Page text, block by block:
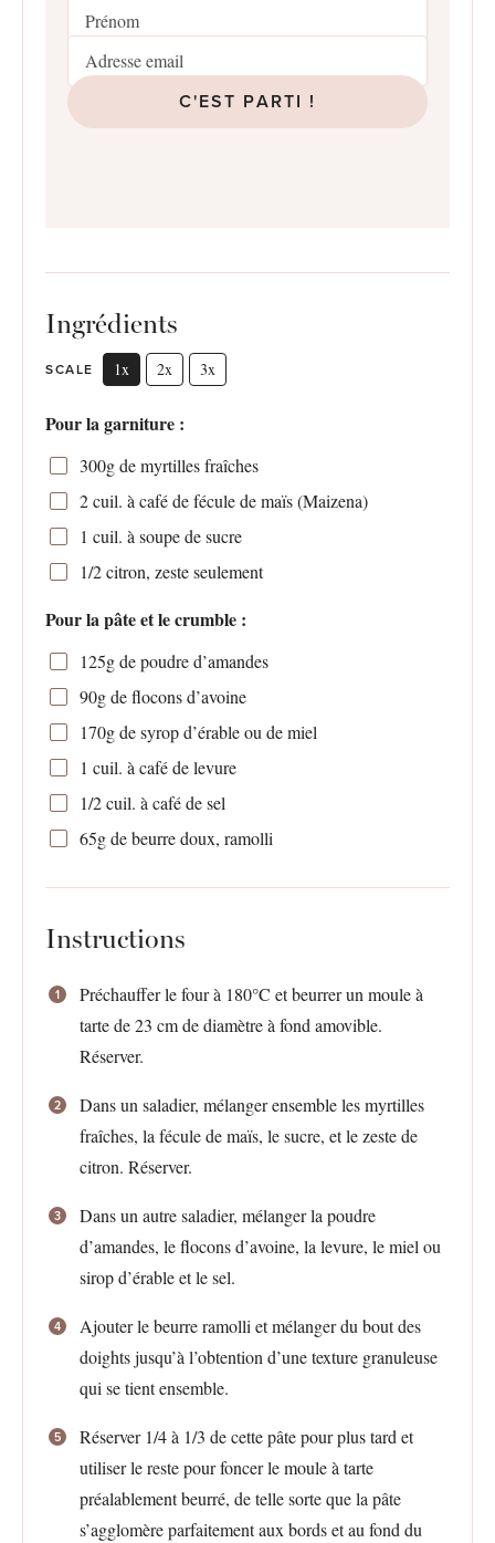
C'EST PARTI !
Ingrédients
SCALE 1x 2x 3x
Pour la garniture :
300gde myrtilles fraîches
2cuil. à café de fécule de maïs (Maizena)
1 cuil. à soupe de sucre
1/2citron, zeste seulement
Pour la pâte et le crumble :
125gde poudre d’amandes
90gde flocons d’avoine
170gde syrop d’érable ou de miel
1 cuil. à café de levure
1/2cuil. à café de sel
65gde beurre doux, ramolli
Instructions
Préchauffer le four à 180°C et beurrer un moule à
tarte de 23 cm de diamètre à fond amovible.
Réserver.
Dans un saladier, mélanger ensemble les myrtilles
fraîches, la fécule de maïs, le sucre, et le zeste de
citron. Réserver.
Dans un autre saladier, mélanger la poudre
d’amandes, le flocons d’avoine, la levure, le miel ou
sirop d’érable et le sel.
Ajouter le beurre ramolli et mélanger du bout des
doights jusqu’à l’obtention d’une texture granuleuse
qui se tient ensemble.
Réserver 1/4 à 1/3 de cette pâte pour plus tard et
utiliser le reste pour foncer le moule à tarte
préalablement beurré, de telle sorte que la pâte
s’agglomère parfaitement aux bords et au fond du